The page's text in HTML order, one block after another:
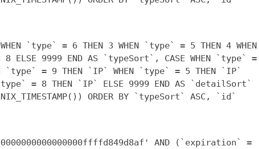
`type` = 6 THEN 3 WHEN `type` = 5 THEN 4 WHEN
ELSE 9999 END AS `typeSort`, CASE WHEN `type` =
`type` = 9 THEN `IP` WHEN `type` = 5 THEN `IP`
= 8 THEN `IP` ELSE 9999 END AS `detailSort`
ORDER BY `typeSort` ASC, `id`
AND (`expiration` =